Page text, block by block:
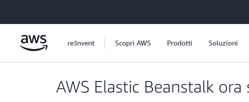
re:Invent Scopri AWS Prodotti Soluzioni
AWS Elastic Beanstalk